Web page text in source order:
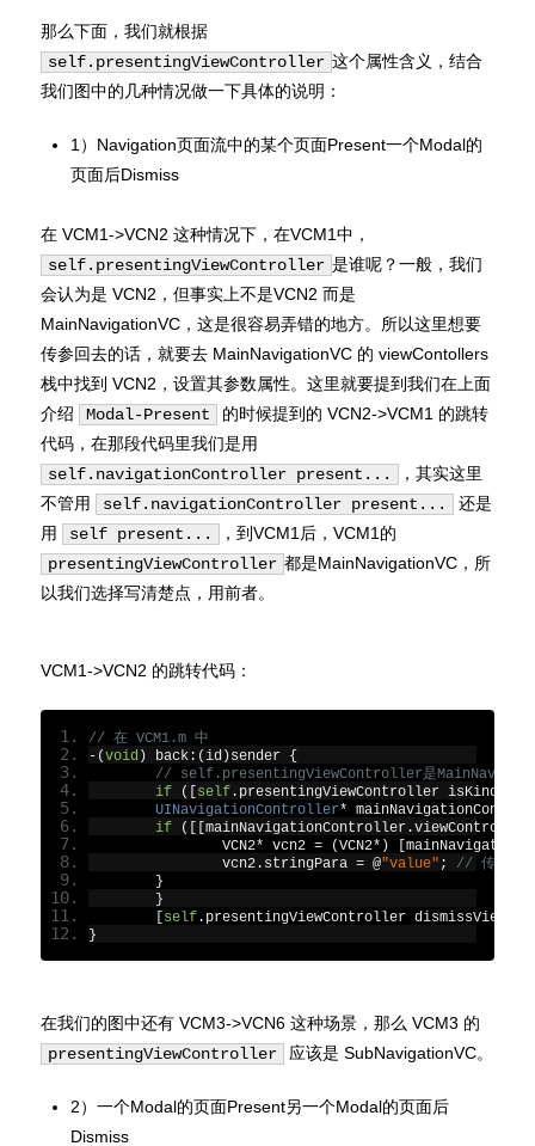
那么下面，我们就根据
self.presentingViewController 这个属性含义，结合
我们图中的几种情况做一下具体的说明：
1）Navigation页面流中的某个页面Present一个Modal的
页面后Dismiss
在 VCM1->VCN2 这种情况下，在VCM1中，
self.presentingViewController 是谁呢？一般，我们
会认为是 VCN2，但事实上不是VCN2 而是
MainNavigationVC，这是很容易弄错的地方。所以这里想要
传参回去的话，就要去 MainNavigationVC 的 viewContollers
栈中找到 VCN2，设置其参数属性。这里就要提到我们在上面
介绍
Modal-Present
的时候提到的 VCN2->VCM1 的跳转
代码，在那段代码里我们是用
self.navigationController present...
，其实这里
不管用
self.navigationController present...
还是
用
self present...
，到VCM1后，VCM1的
presentingViewController 都是MainNavigationVC，所
以我们选择写清楚点，用前者。
VCM1->VCN2 的跳转代码：
// 在 VCM1.m 中
-(void ) back:(id )sender {
// self.presentingViewController是
if
([self. presentingViewController
UINavigationController*
if
([[mainNavigationController.
        	VCN2
* vcn2 = (VCN2*) [
        	vcn2
. stringPara = @"value" ;
// 传参
}
}
[self. presentingViewController
}
在我们的图中还有 VCM3->VCN6 这种场景，那么 VCM3 的
presentingViewController
应该是 SubNavigationVC。
2）一个Modal的页面Present另一个Modal的页面后
Dismiss